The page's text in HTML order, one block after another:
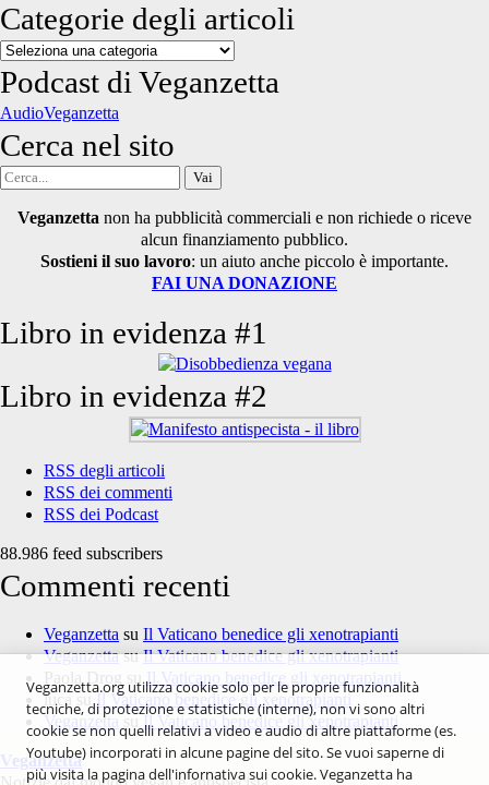
Categorie degli articoli
Categorie
degli
articoli
Podcast di Veganzetta
AudioVeganzetta
Cerca nel sito
Cerca
Veganzetta non ha pubblicità commerciali e non richiede o riceve
alcun finanziamento pubblico.
Sostieni il suo lavoro: un aiuto anche piccolo è importante.
FAI UNA DONAZIONE
Libro in evidenza #1
Libro in evidenza #2
RSS degli articoli
RSS dei commenti
RSS dei Podcast
88.986 feed subscribers
Commenti recenti
Veganzetta su Il Vaticano benedice gli xenotrapianti
VeganzettasuIl Vaticano benedice gli xenotrapianti
Paola Drog suIl Vaticano benedice gli xenotrapianti
luca suIl Vaticano benedice gli xenotrapianti
Veganzetta su Il Vaticano benedice gli xenotrapianti
Veganzetta
Veganzetta.org utilizza cookie solo per le proprie funzionalità
tecniche, di protezione e statistiche (interne), non vi sono altri
cookie se non quelli relativi a video e audio di altre piattaforme (es.
Youtube) incorporati in alcune pagine del sito. Se vuoi saperne di
più visita la pagina dell'infornativa sui cookie. Veganzetta ha